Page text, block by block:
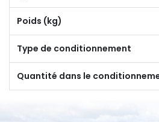
Poids (kg)
Type de conditionnement
Quantité dans le